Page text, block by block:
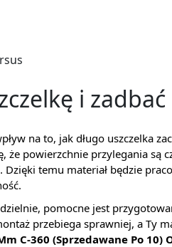
i
na to, jak długo uszczelka
że powierzchnie przylegania są
Dzięki temu materiał będzie
pomocne jest
przebiega sprawniej, a Ty
C-360 (Sprzedawane Po 10)